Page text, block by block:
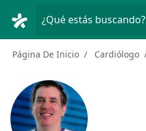
¿Qué estás buscando?
Página De Inicio Cardiólogo